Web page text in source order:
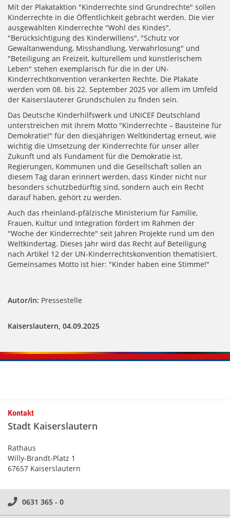
Mit der Plakataktion "Kinderrechte sind Grundrechte" sollen
Kinderrechte in die Öffentlichkeit gebracht werden. Die vier
ausgewählten Kinderrechte "Wohl des Kindes",
"Berücksichtigung des Kinderwillens", "Schutz vor
Gewaltanwendung, Misshandlung, Verwahrlosung" und
"Beteiligung an Freizeit, kulturellem und künstlerischem
Leben" stehen exemplarisch für die in der UN-
Kinderrechtkonvention verankerten Rechte. Die Plakate
werden vom 08. bis 22. September 2025 vor allem im Umfeld
der Kaiserslauterer Grundschulen zu finden sein.
Das Deutsche Kinderhilfswerk und UNICEF Deutschland
unterstreichen mit ihrem Motto "Kinderrechte – Bausteine für
Demokratie!" für den diesjährigen Weltkindertag erneut, wie
wichtig die Umsetzung der Kinderrechte für unser aller
Zukunft und als Fundament für die Demokratie ist.
Regierungen, Kommunen und die Gesellschaft sollen an
diesem Tag daran erinnert werden, dass Kinder nicht nur
besonders schutzbedürftig sind, sondern auch ein Recht
darauf haben, gehört zu werden.
Auch das rheinland-pfälzische Ministerium für Familie,
Frauen, Kultur und Integration fördert im Rahmen der
"Woche der Kinderrechte" seit Jahren Projekte rund um den
Weltkindertag. Dieses Jahr wird das Recht auf Beteiligung
nach Artikel 12 der UN-Kinderrechtskonvention thematisiert.
Gemeinsames Motto ist hier: "Kinder haben eine Stimme!"
Autor/in: Pressestelle
Kaiserslautern, 04.09.2025
Kontakt
Stadt Kaiserslautern
Rathaus
Willy-Brandt-Platz 1
67657 Kaiserslautern
0631 365 - 0